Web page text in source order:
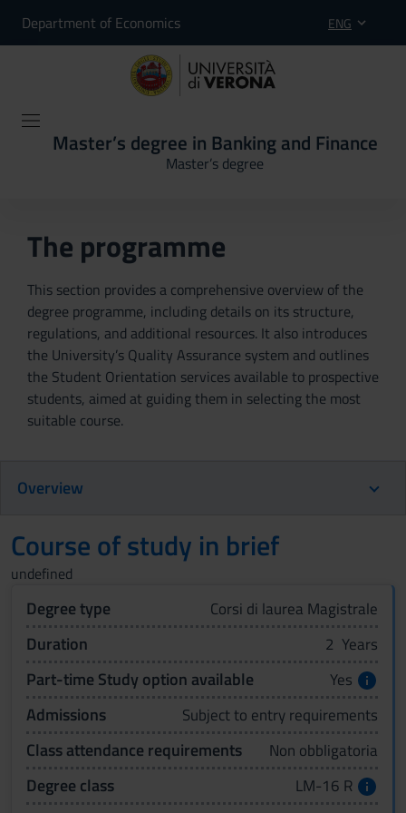
Department of Economics ENG
Master’s degree in Banking and Finance
Master’s degree
The programme
This section provides a comprehensive overview of the
degree programme, including details on its structure,
regulations, and additional resources. It also introduces
the University’s Quality Assurance system and outlines
the Student Orientation services available to prospective
students, aimed at guiding them in selecting the most
suitable course.
Overview
Course of study in brief
undefined
Degree type Corsi di laurea Magistrale
Duration 2 Years
Part-time Study option available Yes
Admissions Subject to entry requirements
Class attendance requirements Non obbligatoria
Degree class LM-16 R